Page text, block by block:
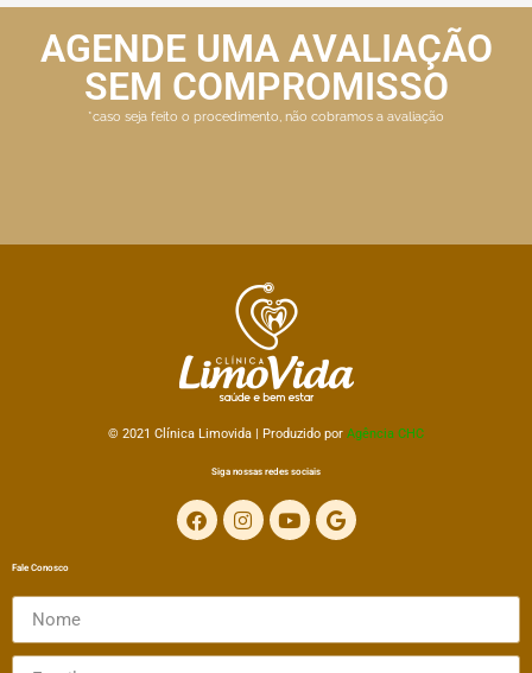
AGENDE UMA AVALIAÇÃO
SEM COMPROMISSO
*caso seja feito o procedimento, não cobramos a avaliação
© 2021 Clínica Limovida | Produzido por Agência CHC
Siga nossas redes sociais
Fale Conosco